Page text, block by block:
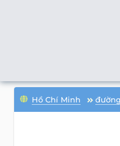
Hồ Chí Minh